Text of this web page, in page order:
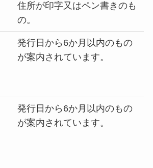
住所が印字又はペン書きのも
の。
発行日から6か月以内のもの
が案内されています。
発行日から6か月以内のもの
が案内されています。